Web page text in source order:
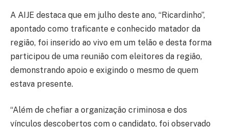
A AIJE destaca que em julho deste ano, “Ricardinho”,
apontado como traficante e conhecido matador da
região, foi inserido ao vivo em um telão e desta forma
participou de uma reunião com eleitores da região,
demonstrando apoio e exigindo o mesmo de quem
estava presente.
“Além de chefiar a organização criminosa e dos
vínculos descobertos com o candidato, foi observado